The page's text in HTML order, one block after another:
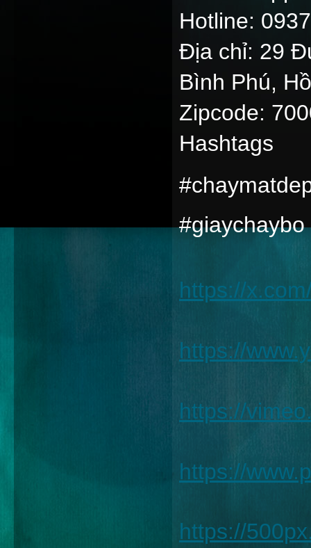
Hotline:
Địa chỉ: 29
Bình Phú,
Zipcode:
Hashtags
#giaychaybo
https://
https://
https://
https://
https://